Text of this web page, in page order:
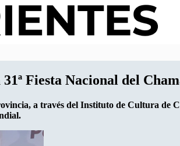
Fiesta Nacional del
a través del Instituto de Cultura de